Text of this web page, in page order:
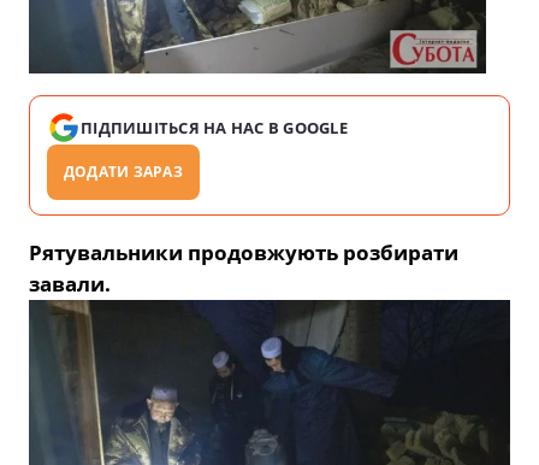
ПІДПИШІТЬСЯ НА НАС В GOOGLE
ДОДАТИ ЗАРАЗ
Рятувальники продовжують розбирати
завали.